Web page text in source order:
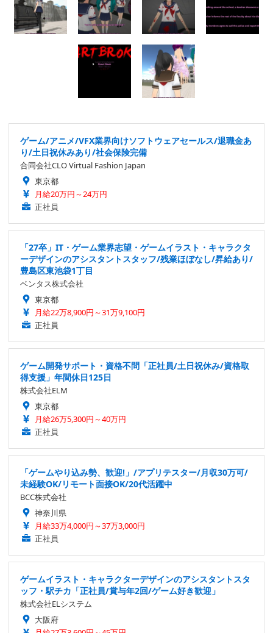
ゲーム/アニメ/VFX業界向けソフトウェアセールス/退職金あ
り/土日祝休みあり/社会保険完備
合同会社CLO Virtual Fashion Japan
東京都
月給20万円～24万円
正社員
「27卒」IT・ゲーム業界志望・ゲームイラスト・キャラクタ
ーデザインのアシスタントスタッフ/残業ほぼなし/昇給あり/
豊島区東池袋1丁目
ベンタス株式会社
東京都
月給22万8,900円～31万9,100円
正社員
ゲーム開発サポート・資格不問「正社員/土日祝休み/資格取
得支援」年間休日125日
株式会社ELM
東京都
月給26万5,300円～40万円
正社員
「ゲームやり込み勢、歓迎!」/アプリテスター/月収30万可/
未経験OK/リモート面接OK/20代活躍中
BCC株式会社
神奈川県
月給33万4,000円～37万3,000円
正社員
ゲームイラスト・キャラクターデザインのアシスタントスタ
ッフ・駅チカ「正社員/賞与年2回/ゲーム好き歓迎」
株式会社ELシステム
大阪府